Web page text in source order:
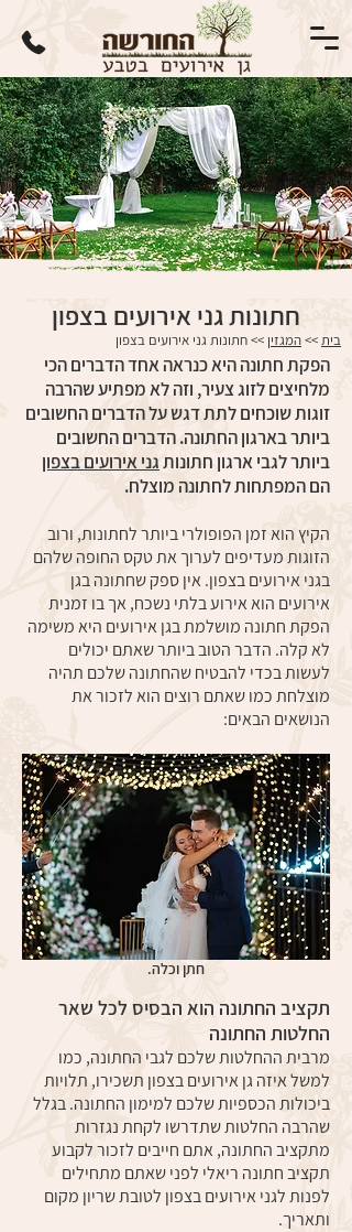
חתונות גני אירועים בצפון
בית>>המגזין >> חתונות גני אירועים בצפון
הפקת חתונה היא כנראה אחד הדברים הכי
מלחיצים לזוג צעיר, וזה לא מפתיע שהרבה
זוגות שוכחים לתת דגש על הדברים החשובים
ביותר בארגון החתונה. הדברים החשובים
ביותר לגבי ארגון חתונותגני אירועים בצפון
הם המפתחות לחתונה מוצלח.
הקיץ הוא זמן הפופולרי ביותר לחתונות, ורוב
הזוגות מעדיפים לערוך את טקס החופה שלהם
בגני אירועים בצפון. אין ספק שחתונה בגן
אירועים הוא אירוע בלתי נשכח, אך בו זמנית
הפקת חתונה מושלמת בגן אירועים היא משימה
לא קלה. הדבר הטוב ביותר שאתם יכולים
לעשות בכדי להבטיח שהחתונה שלכם תהיה
מוצלחת כמו שאתם רוצים הוא לזכור את
הנושאים הבאים:
חתן וכלה.
תקציב החתונה הוא הבסיס לכל שאר
החלטות החתונה
מרבית ההחלטות שלכם לגבי החתונה, כמו
למשל איזה גן אירועים בצפון תשכירו, תלויות
ביכולות הכספיות שלכם למימון החתונה. בגלל
שהרבה החלטות שתדרשו לקחת נגזרות
מתקציב החתונה, אתם חייבים לזכור לקבוע
תקציב חתונה ריאלי לפני שאתם מתחילים
לפנות לגני אירועים בצפון לטובת שריון מקום
ותאריך.